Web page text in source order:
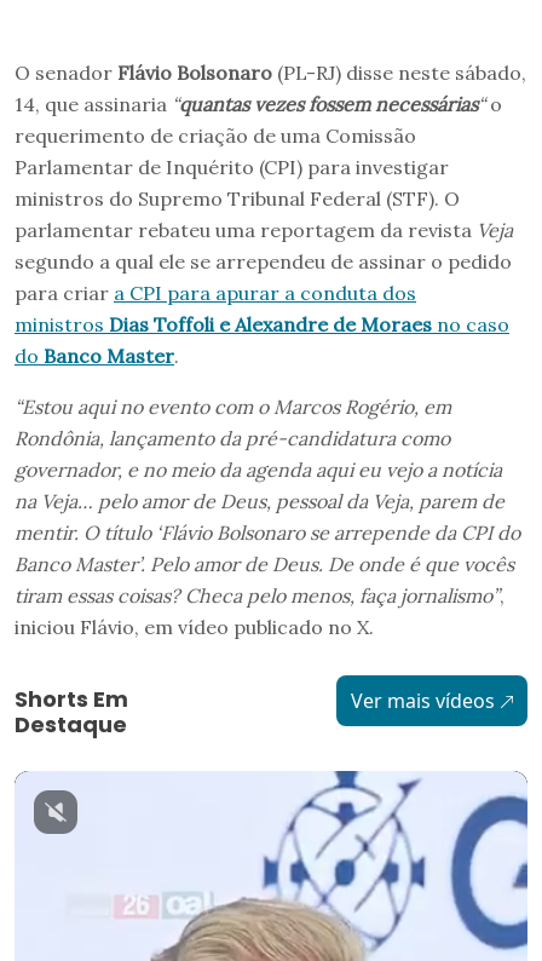
O senador Flávio Bolsonaro (PL-RJ) disse neste sábado,
14, que assinaria “quantas vezes fossem necessárias“o
requerimento de criação de uma Comissão
Parlamentar de Inquérito (CPI) para investigar
ministros do Supremo Tribunal Federal (STF). O
parlamentar rebateu uma reportagem da revista Veja
segundo a qual ele se arrependeu de assinar o pedido
para criar a CPI para apurar a conduta dos
ministros Dias Toffoli e Alexandre de Moraes no caso
do Banco Master.
“Estou aqui no evento com o Marcos Rogério, em
Rondônia, lançamento da pré-candidatura como
governador, e no meio da agenda aqui eu vejo a notícia
na Veja… pelo amor de Deus, pessoal da Veja, parem de
mentir. O título ‘Flávio Bolsonaro se arrepende da CPI do
Banco Master’. Pelo amor de Deus. De onde é que vocês
tiram essas coisas? Checa pelo menos, faça jornalismo”,
iniciou Flávio, em vídeo publicado no X.
Shorts Em
Destaque
Ver mais vídeos